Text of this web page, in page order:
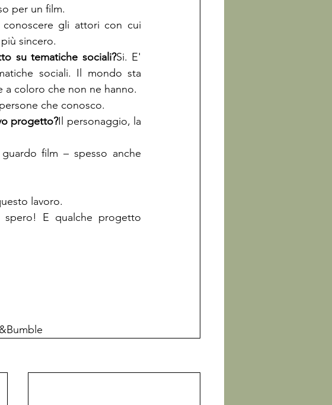
per un film.
gli attori con cui
sincero.
su tematiche sociali?Si. E'
sociali. Il mondo sta
a coloro che non ne hanno.
che conosco.
progetto?Il personaggio, la
film – spesso anche
lavoro.
spero! E qualche progetto